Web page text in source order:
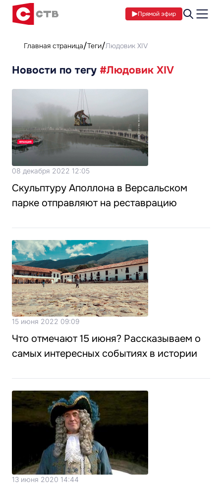
Прямой эфир
Главная страница Теги Людовик XIV
Новости по тегу #Людовик XIV
08 декабря 2022 12:05
Скульптуру Аполлона в Версальском
парке отправляют на реставрацию
15 июня 2022 09:09
Что отмечают 15 июня? Рассказываем о
самых интересных событиях в истории
13 июня 2020 14:44